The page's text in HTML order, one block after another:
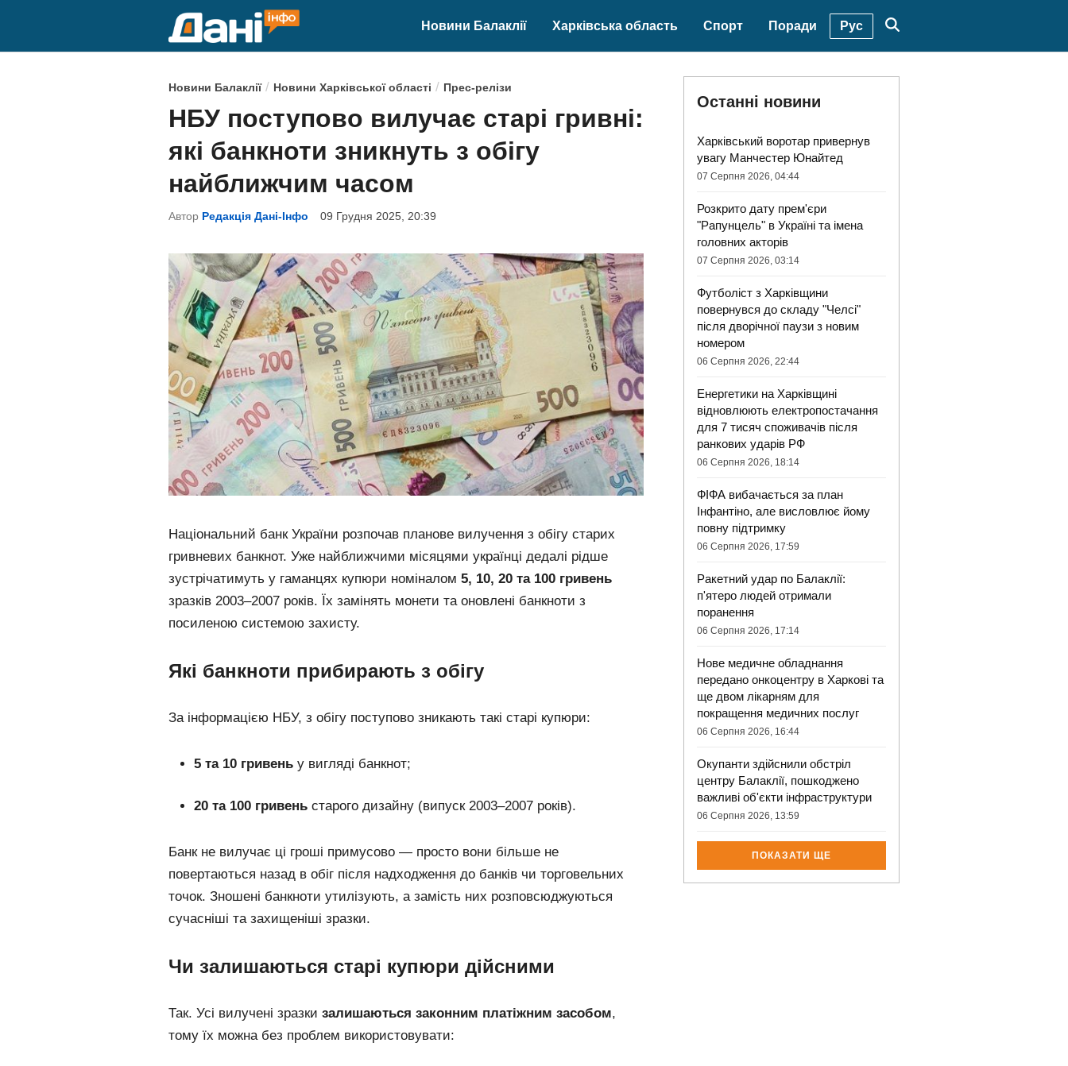
Новини Балаклії Харківська область Спорт Поради Рус
P
o
s
t
e
d
i
Новини Балаклії/ Новини Харківської області / Прес-релізи
НБУ поступово вилучає старі гривні:
які банкноти зникнуть з обігу
найближчим часом
Автор Редакція Дані-Інфо 09 Грудня 2025, 20:39
Національний банк України розпочав планове вилучення з обігу старих
гривневих банкнот. Уже найближчими місяцями українці дедалі рідше
зустрічатимуть у гаманцях купюри номіналом 5, 10, 20 та 100 гривень
зразків 2003–2007 років. Їх замінять монети та оновлені банкноти з
посиленою системою захисту.
Які банкноти прибирають з обігу
За інформацією НБУ, з обігу поступово зникають такі старі купюри:
5 та 10 гривень у вигляді банкнот;
20 та 100 гривень старого дизайну (випуск 2003–2007 років).
Банк не вилучає ці гроші примусово — просто вони більше не
повертаються назад в обіг після надходження до банків чи торговельних
точок. Зношені банкноти утилізують, а замість них розповсюджуються
сучасніші та захищеніші зразки.
Чи залишаються старі купюри дійсними
Так. Усі вилучені зразки залишаються законним платіжним засобом,
тому їх можна без проблем використовувати:
Останні новини
Харківський воротар привернув
увагу Манчестер Юнайтед
07 Серпня 2026, 04:44
Розкрито дату прем'єри
"Рапунцель" в Україні та імена
головних акторів
07 Серпня 2026, 03:14
Футболіст з Харківщини
повернувся до складу "Челсі"
після дворічної паузи з новим
номером
06 Серпня 2026, 22:44
Енергетики на Харківщині
відновлюють електропостачання
для 7 тисяч споживачів після
ранкових ударів РФ
06 Серпня 2026, 18:14
ФІФА вибачається за план
Інфантіно, але висловлює йому
повну підтримку
06 Серпня 2026, 17:59
Ракетний удар по Балаклії:
п'ятеро людей отримали
поранення
06 Серпня 2026, 17:14
Нове медичне обладнання
передано онкоцентру в Харкові та
ще двом лікарням для
покращення медичних послуг
06 Серпня 2026, 16:44
Окупанти здійснили обстріл
центру Балаклії, пошкоджено
важливі об'єкти інфраструктури
06 Серпня 2026, 13:59
ПОКАЗАТИ ЩЕ